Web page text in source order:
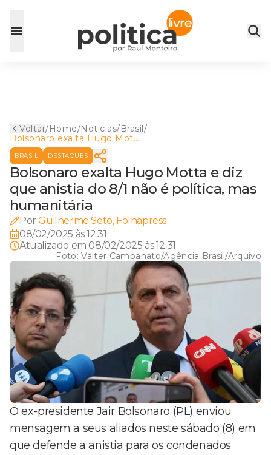
Voltar/Home/Noticias/Brasil/
Bolsonaro exalta Hugo Motta
e diz que anistia do 8/1 não é
política, mas humanitária
BRASIL DESTAQUES
Bolsonaro exalta Hugo Motta e diz
que anistia do 8/1 não é política, mas
humanitária
Por Guilherme Seto, Folhapress
08/02/2025 às 12:31
Atualizado em 08/02/2025 às 12:31
Foto:Valter Campanato/Agência Brasil/Arquivo
O ex-presidente Jair Bolsonaro (PL) enviou
mensagem a seus aliados neste sábado (8) em
que defende a anistia para os condenados